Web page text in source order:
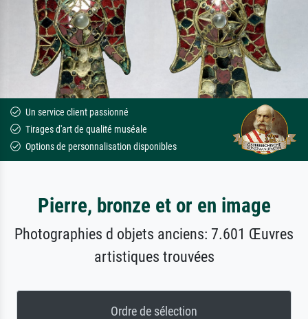
Un service client passionné
Tirages d'art de qualité muséale
Options de personnalisation disponibles
Pierre, bronze et or en image
Photographies d objets anciens: 7.601 Œuvres
artistiques trouvées
Ordre de sélection